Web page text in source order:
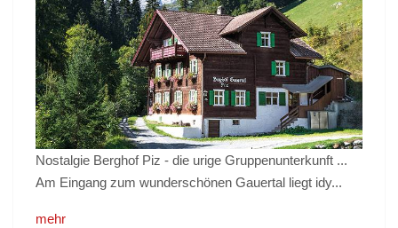
Nostalgie Berghof Piz - die urige Gruppenunterkunft ...
Am Eingang zum wunderschönen Gauertal liegt idy...
mehr